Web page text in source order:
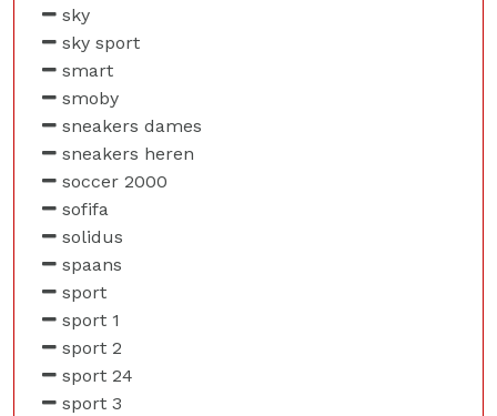
sky
sky sport
smart
smoby
sneakers dames
sneakers heren
soccer 2000
sofifa
solidus
spaans
sport
sport 1
sport 2
sport 24
sport 3